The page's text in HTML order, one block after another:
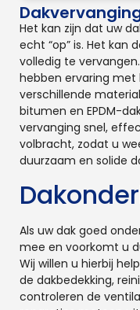
Het kan zijn dat uw
echt “op” is. Het kan
volledig te vervangen.
hebben ervaring met
verschillende
bitumen en EPDM-
vervanging snel,
volbracht, zodat u
duurzaam en solide
Als uw dak goed
mee en voorkomt u
Wij willen u hierbij
de dakbedekking,
controleren de